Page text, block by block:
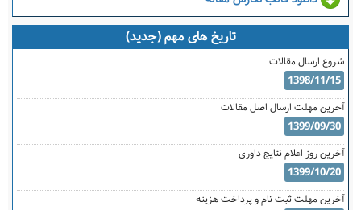
تاریخ های مهم (جدید)
شروع ارسال مقالات
1398/11/15
آخرین مهلت ارسال اصل مقالات
1399/09/30
آخرین روز اعلام نتایج داوری
1399/10/20
آخرین مهلت ثبت نام و پرداخت هزینه